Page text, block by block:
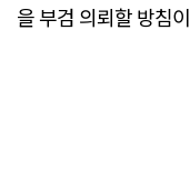
을 부검 의뢰할 방침